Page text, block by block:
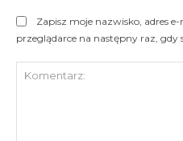
Zapisz moje nazwisko, adres
przeglądarce na następny raz, gdy